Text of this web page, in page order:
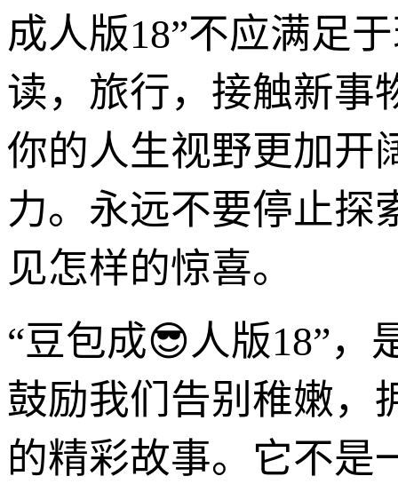
成人版18”不应满足
读，旅行，接触新事
你的人生视野更加开
力。永远不要停止探
见怎样的惊喜。
“豆包成😎人版18”
鼓励我们告别稚嫩，
的精彩故事。它不是